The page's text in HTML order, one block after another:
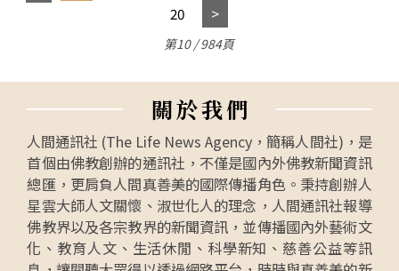
20
第10 / 984頁
關於我們
人間通訊社 (The Life News Agency，簡稱人間社)，是
首個由佛教創辦的通訊社，不僅是國內外佛教新聞資訊
總匯，更肩負人間真善美的國際傳播角色。秉持創辦人
星雲大師人文關懷、淑世化人的理念，人間通訊社報導
佛教界以及各宗教界的新聞資訊，並傳播國內外藝術文
化、教育人文、生活休閒、科學新知、慈善公益等訊